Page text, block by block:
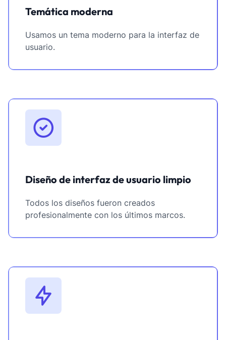
Temática moderna
Usamos un tema moderno para la interfaz de
usuario.
Diseño de interfaz de usuario limpio
Todos los diseños fueron creados
profesionalmente con los últimos marcos.